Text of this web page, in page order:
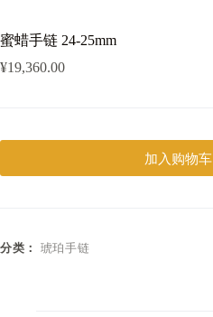
蜜蜡手链 24-25mm
¥19,360.00
加入购物车
分类： 琥珀手链